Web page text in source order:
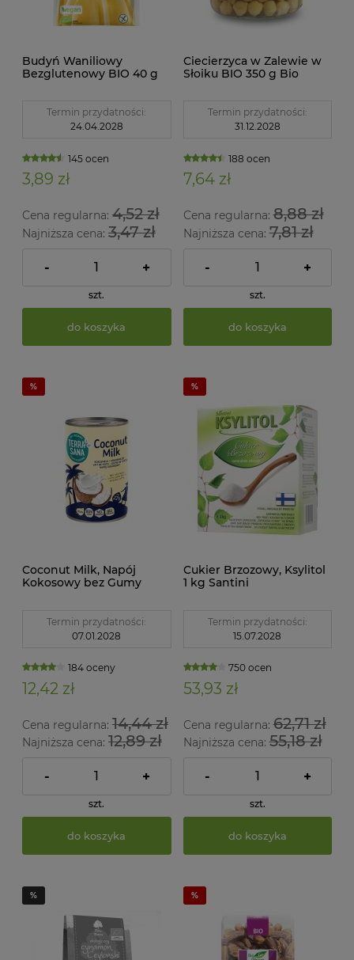
Budyń Waniliowy
Bezglutenowy BIO 40 g
Termin przydatności:
24.04.2028
145 ocen
3,89 zł
Cena regularna: 4,52 zł
Najniższa cena: 3,47 zł
- +
szt.
do koszyka
Ciecierzyca w Zalewie w
Słoiku BIO 350 g Bio
Termin przydatności:
31.12.2028
188 ocen
7,64 zł
Cena regularna:8,88 zł
Najniższa cena:7,81 zł
- +
szt.
do koszyka
Coconut Milk, Napój
Kokosowy bez Gumy
Terrasana
Termin przydatności:
07.01.2028
184 oceny
12,42 zł
Cena regularna: 14,44 zł
Najniższa cena: 12,89 zł
- +
szt.
do koszyka
Cukier Brzozowy, Ksylitol
1 kg Santini
Termin przydatności:
15.07.2028
750 ocen
53,93 zł
Cena regularna:62,71 zł
Najniższa cena:55,18 zł
- +
szt.
do koszyka